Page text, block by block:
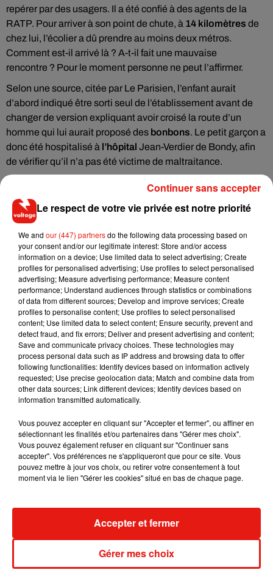
repérer par des usagers. Il a été confié à des agents de la
RATP. Pour arriver à son point de chute, à 14 kilomètres de
chez lui, l’écolier a dû prendre au moins deux métros.
Comment est-il arrivé là ? A-t-il fait une mauvaise
rencontre ? Pour le moment personne ne peut l’affirmer.
Selon une source, citée par Le Parisien, l’enfant aurait
d’abord indiqué être sorti seul de l’établissement avant de
changer de version expliquant avoir croisé la route d’un
homme qui lui aurait proposé des bonbons. Le petit garçon a
donc été hospitalisé à l’hôpital Jean-Verdier de Bondy, afin
de vérifier qu’il n’a pas été victime de maltraitance.
Bobignycherche encore à
déterminer ce qu’il s’est exactement passé. « A priori,
l’enfant n’est jamais arrivé à l’étude. Il y a eu sûrement un
problème au niveau de la transition entre l’école et l’accueil
périscolaire, décrit le cabinet du maire, Abdel Sadi (PCF)
dans les colonnes du quotidien régional. Nous tentons de
voir s’il aéchappéà la vigilance de l’Éducation nationale ». Il
ajoute que la municipalité va tout faire pour que cet incident
ne se renouvelle pas. « Il va nous falloir un peu de temps pour
éclaircirtout cela. »
Musique
7 août 2026
RÜFÜS DU SOL annonce un nouvel
album après sa tournée mondiale
7 août 2026
collaboration tant attendue
Le respect de votre vie privée est notre priorité
We and our (447) partnersdo the following data processing based on
your consent and/or our legitimate interest: Store and/or access
information on a device; Use limited data to select advertising; Create
profiles for personalised advertising; Use profiles to select personalised
advertising; Measure advertising performance; Measure content
performance; Understand audiences through statistics or combinations
of data from different sources; Develop and improve services; Create
profiles to personalise content; Use profiles to select personalised
content; Use limited data to select content; Ensure security, prevent and
detect fraud, and fix errors; Deliver and present advertising and content;
Save and communicate privacy choices. These technologies may
process personal data such as IP address and browsing data to offer
following functionalities: Identify devices based on information actively
requested; Use precise geolocation data; Match and combine data from
other data sources; Link different devices; Identify devices based on
information transmitted automatically.
Vous pouvez accepter en cliquant sur "Accepter et fermer", ou affiner en
sélectionnant les finalités et/ou partenaires dans "Gérer mes choix".
Vous pouvez également refuser en cliquant sur "Continuer sans
accepter". Vos préférences ne s'appliqueront que pour ce site. Vous
pouvez mettre à jour vos choix, ou retirer votre consentement à tout
moment via le lien "Gérer les cookies" situé en bas de chaque page.
Gérer mes choix
Accepter et fermer
Continuer sans accepter